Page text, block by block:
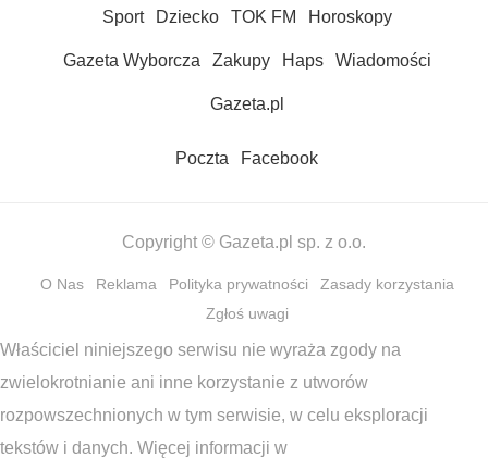
Sport Dziecko TOK FM Horoskopy
Gazeta Wyborcza Zakupy Haps Wiadomości
Gazeta.pl
Poczta Facebook
Copyright © Gazeta.pl sp. z o.o.
O Nas Reklama Polityka prywatności
Zasady korzystania
Zgłoś uwagi
Właściciel niniejszego serwisu nie wyraża zgody na
zwielokrotnianie ani inne korzystanie z utworów
rozpowszechnionych w tym serwisie, w celu eksploracji
tekstów i danych. Więcej informacji w